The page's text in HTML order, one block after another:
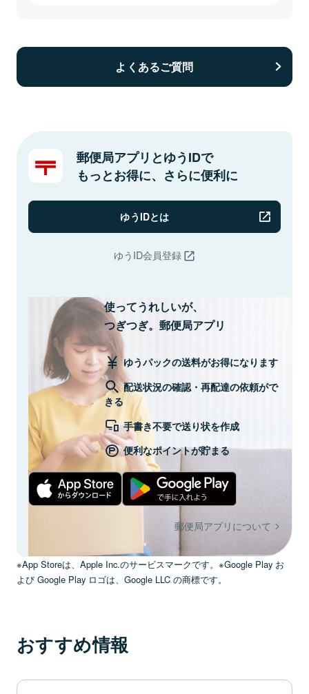
よくあるご質問
郵便局アプリとゆうIDで
もっとお得に、さらに便利に
ゆうIDとは
ゆうID会員登録
使ってうれしいが、
つぎつぎ。郵便局アプリ
ゆうパックの送料がお得になります
配送状況の確認・再配達の依頼がで
きる
手書き不要で送り状を作成
便利なポイントが貯まる
郵便局アプリについて
※App Storeは、Apple Inc.のサービスマークです。※Google Play お
よび Google Play ロゴは、Google LLC の商標です。
おすすめ情報